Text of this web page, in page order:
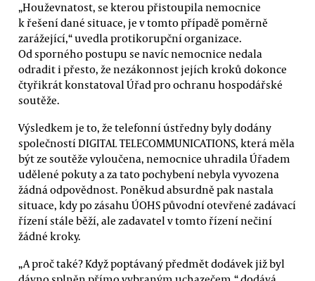
„Houževnatost, se kterou přistoupila nemocnice
k řešení dané situace, je v tomto případě poměrně
zarážející,“ uvedla protikorupční organizace.
Od sporného postupu se navíc nemocnice nedala
odradit i přesto, že nezákonnost jejích kroků dokonce
čtyřikrát konstatoval Úřad pro ochranu hospodářské
soutěže.
Výsledkem je to, že telefonní ústředny byly dodány
společností DIGITAL TELECOMMUNICATIONS, která měla
být ze soutěže vyloučena, nemocnice uhradila Úřadem
udělené pokuty a za tato pochybení nebyla vyvozena
žádná odpovědnost. Poněkud absurdně pak nastala
situace, kdy po zásahu ÚOHS původní otevřené zadávací
řízení stále běží, ale zadavatel v tomto řízení nečiní
žádné kroky.
„A proč také? Když poptávaný předmět dodávek již byl